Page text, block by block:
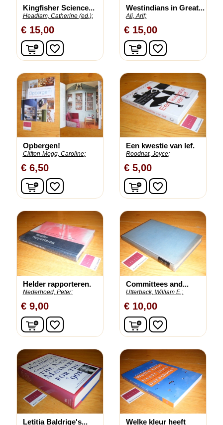
Kingfisher Science...
Headlam, Catherine (ed.);
€ 15,00
In winkelwagen
favorite_border
Westindians in Great...
Ali, Arif;
€ 15,00
In winkelwagen
favorite_border
Opbergen!
Clifton-Mogg, Caroline;
€ 6,50
In winkelwagen
favorite_border
Een kwestie van lef.
Roodnat, Joyce;
€ 5,00
In winkelwagen
favorite_border
Helder rapporteren.
Nederhoed, Peter;
€ 9,00
In winkelwagen
favorite_border
Committees and...
Utterback, William E.;
€ 10,00
In winkelwagen
favorite_border
Letitia Baldrige's... Welke kleur heeft